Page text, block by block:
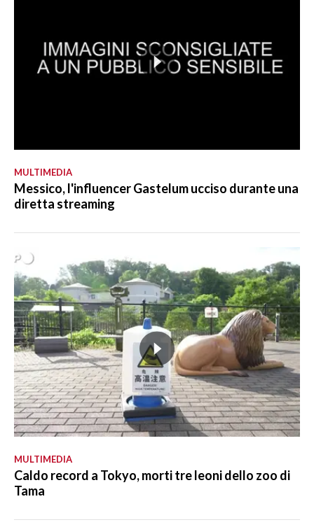
MULTIMEDIA
Messico, l'influencer Gastelum ucciso durante una
diretta streaming
MULTIMEDIA
Caldo record a Tokyo, morti tre leoni dello zoo di
Tama